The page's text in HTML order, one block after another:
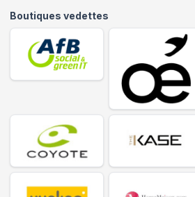
Boutiques vedettes